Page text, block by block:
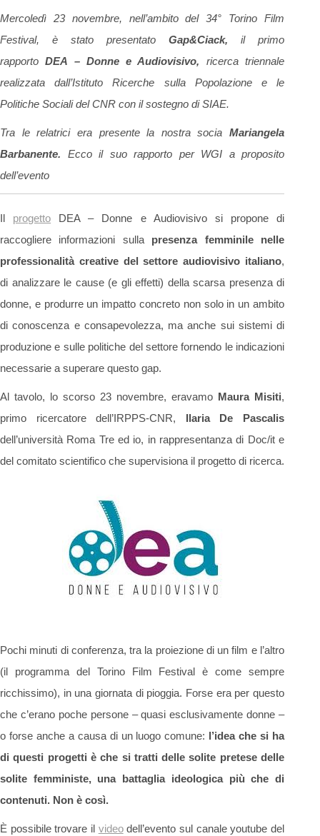
Mercoledì 23 novembre, nell’ambito del 34° Torino Film
Festival, è stato presentato Gap&Ciack, il primo
rapportoDEA – Donne e Audiovisivo, ricerca triennale
realizzata dall’Istituto Ricerche sulla Popolazione e le
Politiche Sociali del CNR con il sostegno di SIAE.
Tra le relatrici era presente la nostra socia Mariangela
Barbanente. Ecco il suo rapporto per WGI a proposito
dell’evento
Il progetto DEA – Donne e Audiovisivo si propone di
raccogliere informazioni sulla presenza femminile nelle
professionalità creative del settore audiovisivo italiano,
di analizzare le cause (e gli effetti) della scarsa presenza di
donne, e produrre un impatto concreto non solo in un ambito
di conoscenza e consapevolezza, ma anche sui sistemi di
produzione e sulle politiche del settore fornendo le indicazioni
necessarie a superare questo gap.
Al tavolo, lo scorso 23 novembre, eravamo Maura Misiti,
primo ricercatore dell’IRPPS-CNR, Ilaria De Pascalis
dell’università Roma Tre ed io, in rappresentanza di Doc/it e
del comitato scientifico che supervisiona il progetto di ricerca.
Pochi minuti di conferenza, tra la proiezione di un film e l’altro
(il programma del Torino Film Festival è come sempre
ricchissimo), in una giornata di pioggia. Forse era per questo
che c’erano poche persone – quasi esclusivamente donne –
o forse anche a causa di un luogo comune: l’idea che si ha
di questi progetti è che si tratti delle solite pretese delle
solite femministe, una battaglia ideologica più che di
contenuti. Non è così.
È possibile trovare il videodell’evento sul canale youtube del